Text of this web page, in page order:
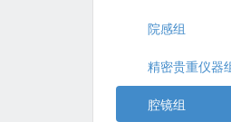
院感组
精密贵重仪器
腔镜组